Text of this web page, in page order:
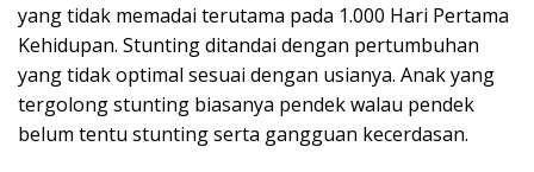
yang tidak memadai terutama pada 1.000 Hari Pertama
Kehidupan. Stunting ditandai dengan pertumbuhan
yang tidak optimal sesuai dengan usianya. Anak yang
tergolong stunting biasanya pendek walau pendek
belum tentu stunting serta gangguan kecerdasan.